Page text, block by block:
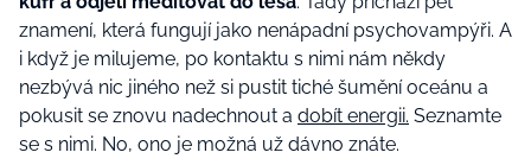
znamení, která fungují jako nenápadní psychovampýři. A
i když je milujeme, po kontaktu s nimi nám někdy
nezbývá nic jiného než si pustit tiché šumění oceánu a
pokusit se znovu nadechnout a dobít energii. Seznamte
se s nimi. No, ono je možná už dávno znáte.